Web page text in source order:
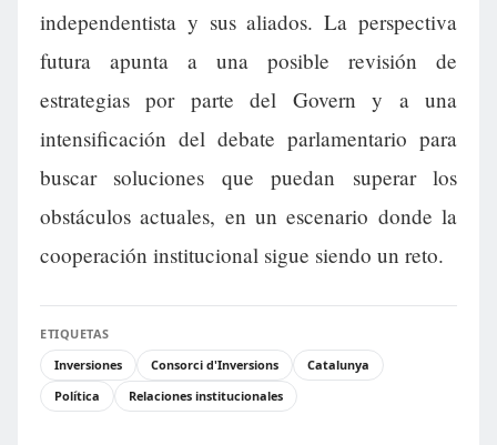
independentista y sus aliados. La perspectiva
futura apunta a una posible revisión de
estrategias por parte del Govern y a una
intensificación del debate parlamentario para
buscar soluciones que puedan superar los
obstáculos actuales, en un escenario donde la
cooperación institucional sigue siendo un reto.
ETIQUETAS
Inversiones
Consorci d'Inversions
Catalunya
Política
Relaciones institucionales